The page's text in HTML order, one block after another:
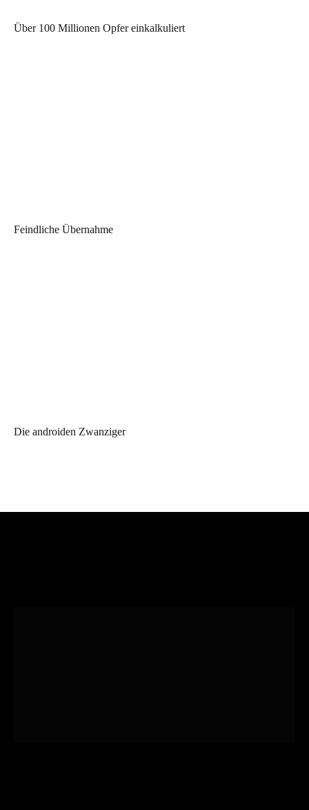
Über 100 Millionen Opfer einkalkuliert
Feindliche Übernahme
Die androiden Zwanziger